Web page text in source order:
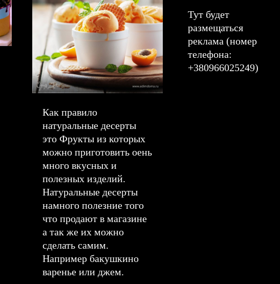
Тут будет
размещаться
реклама (номер
телефона:
+380966025249)
Как правило
натуральные десерты
это Фрукты из которых
можно приготовить оень
много вкусных и
полезных изделий.
Натуральные десерты
намного полезние того
что продают в магазине
а так же их можно
сделать самим.
Например бакушкино
варенье или джем.